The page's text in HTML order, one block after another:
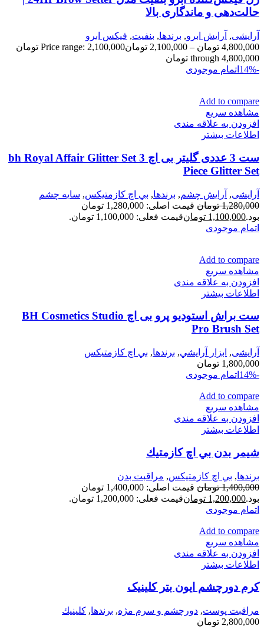
حالت‌دهی و ماندگاری بالا
آرایشی, آرايش ابرو, برندها, بنفيت, فیکس ابرو
4,800,000 تومان –
2,100,000 تومان
Price range: 2,100,000 تومان
through 4,800,000 تومان
-14%
اتمام موجودی
Add to compare
مشاهده سریع
افزودن به علاقه مندی
اطلاعات بیشتر
ست 3 عددی گلیتر بی اچ bh Royal Affair Glitter Set 3
Piece Glitter Set
آرایشی, آرايش چشم, برندها, بي اچ كازمتيكس, سايه چشم
1,280,000 تومان
قیمت اصلی: 1,280,000 تومان
بود.1,100,000 تومانقیمت فعلی: 1,100,000 تومان.
اتمام موجودی
Add to compare
مشاهده سریع
افزودن به علاقه مندی
اطلاعات بیشتر
ست براش استودیو پرو بی اچ BH Cosmetics Studio
Pro Brush Set
آرایشی, ابزار آرايشي, برندها, بي اچ كازمتيكس
1,800,000 تومان
-14%
اتمام موجودی
Add to compare
مشاهده سریع
افزودن به علاقه مندی
اطلاعات بیشتر
شيمر بدن بي اچ كازمتيك
برندها, بي اچ كازمتيكس, مراقبت بدن
1,400,000 تومان
قیمت اصلی: 1,400,000 تومان
بود.1,200,000 تومانقیمت فعلی: 1,200,000 تومان.
اتمام موجودی
Add to compare
مشاهده سریع
افزودن به علاقه مندی
اطلاعات بیشتر
کرم دورچشم ایون بتر کلینیک
مراقبت پوست, دورچشم و سرم مژه, برندها, كلينيك
2,800,000 تومان